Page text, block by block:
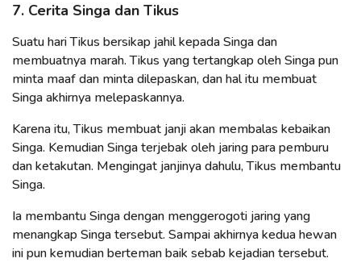
7. Cerita Singa dan Tikus
Suatu hari Tikus bersikap jahil kepada Singa dan
membuatnya marah. Tikus yang tertangkap oleh Singa pun
minta maaf dan minta dilepaskan, dan hal itu membuat
Singa akhirnya melepaskannya.
Karena itu, Tikus membuat janji akan membalas kebaikan
Singa. Kemudian Singa terjebak oleh jaring para pemburu
dan ketakutan. Mengingat janjinya dahulu, Tikus membantu
Singa.
Ia membantu Singa dengan menggerogoti jaring yang
menangkap Singa tersebut. Sampai akhirnya kedua hewan
ini pun kemudian berteman baik sebab kejadian tersebut.